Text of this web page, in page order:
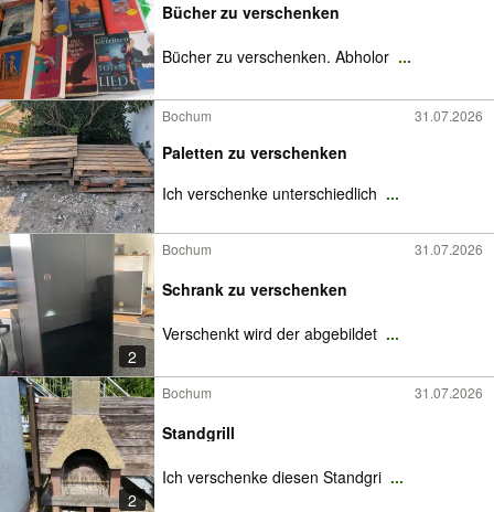
Bücher zu verschenken
Bücher zu verschenken. Abholor ...
Bochum 31.07.2026
Paletten zu verschenken
Ich verschenke unterschiedlich ...
2
Bochum 31.07.2026
Schrank zu verschenken
Verschenkt wird der abgebildet ...
2
Bochum 31.07.2026
Standgrill
Ich verschenke diesen Standgri ...